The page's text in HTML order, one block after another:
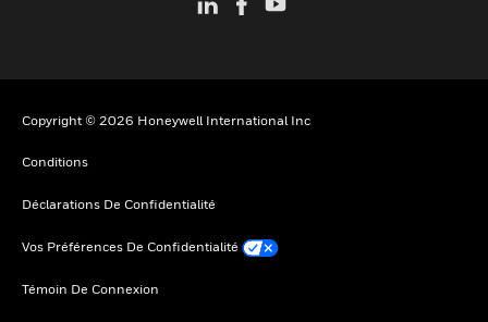
Copyright © 2026 Honeywell International Inc
Conditions
Déclarations De Confidentialité
Vos Préférences De Confidentialité
Témoin De Connexion